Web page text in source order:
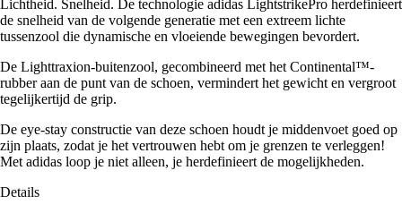
Lichtheid. Snelheid. De technologie adidas LightstrikePro herdefinieert
de snelheid van de volgende generatie met een extreem lichte
tussenzool die dynamische en vloeiende bewegingen bevordert.
De Lighttraxion-buitenzool, gecombineerd met het Continental™-
rubber aan de punt van de schoen, vermindert het gewicht en vergroot
tegelijkertijd de grip.
De eye-stay constructie van deze schoen houdt je middenvoet goed op
zijn plaats, zodat je het vertrouwen hebt om je grenzen te verleggen!
Met adidas loop je niet alleen, je herdefinieert de mogelijkheden.
Details